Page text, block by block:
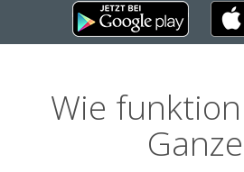
Wie